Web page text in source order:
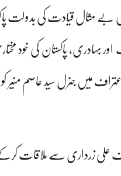
مثال قیادت کی بدولت
بہادری، پاکستان کی خود
میں جنرل سید عاصم
زرداری سے ملاقات